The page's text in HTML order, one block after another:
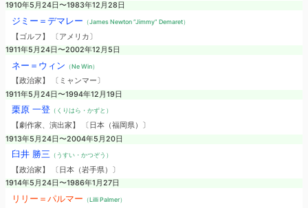
1910年5月24日〜1983年12月28日
ジミー＝デマレー （James Newton “Jimmy” Demaret）
【ゴルフ】 〔アメリカ〕
1911年5月24日〜2002年12月5日
ネー＝ウィン （Ne Win）
【政治家】 〔ミャンマー〕
1911年5月24日〜1994年12月19日
栗原 一登（くりはら・かずと）
【劇作家、演出家】 〔日本（福岡県）〕
1913年5月24日〜2004年5月20日
臼井 勝三 （うすい・かつぞう）
【政治家】 〔日本（岩手県）〕
1914年5月24日〜1986年1月27日
リリー＝パルマー （Lilli Palmer）